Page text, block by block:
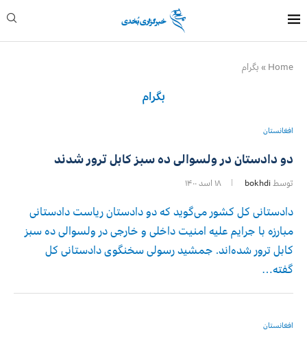
Home
» بگرام
بگرام
افغانستان
دو دادستان در ولسوالی ده‌ سبز کابل ترور شدند
توسط bokhdi ۱۸ اسد ۱۴۰۰
دادستانی کل کشور می‌گوید که دو دادستان ریاست دادستانی
مبارزه با جرایم علیه امنیت داخلی و خارجی در ولسوالی ده‌ سبز
کابل ترور شده‌اند. جمشید رسولی سخنگوی دادستانی کل
گفته…
افغانستان